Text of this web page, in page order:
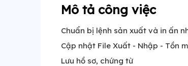
Mô tả công việc
Chuẩn bị lệnh sản xuất và in ấn
Cập nhật File Xuất - Nhập - Tồn
Lưu hồ sơ, chứng từ